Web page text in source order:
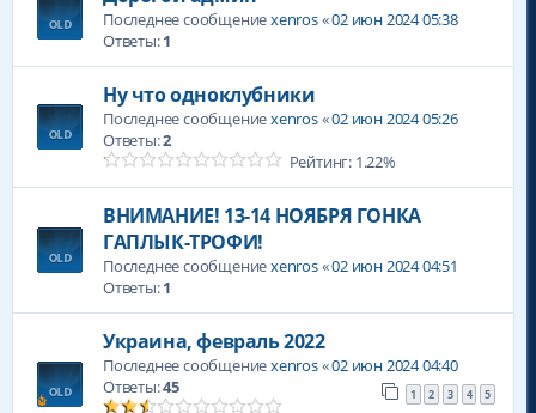
Последнее сообщениеxenros«02 июн 2024 05:38
Ответы:1
Ну что одноклубники
Последнее сообщениеxenros«02 июн 2024 05:26
Ответы:2
Рейтинг: 1.22%
ВНИМАНИЕ! 13-14 НОЯБРЯ ГОНКА
ГАПЛЫК-ТРОФИ!
Последнее сообщениеxenros«02 июн 2024 04:51
Ответы:1
Украина, февраль 2022
Последнее сообщениеxenros«02 июн 2024 04:40
Ответы:45 1 2 3 4 5